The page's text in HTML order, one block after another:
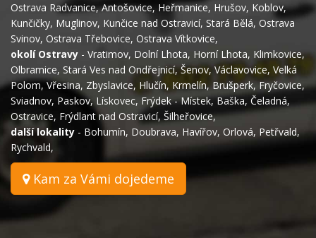
Ostrava Radvanice,Antošovice, Heřmanice, Hrušov, Koblov,
Kunčičky, Muglinov, Kunčice nad Ostravicí, Stará Bělá, Ostrava
Svinov, Ostrava Třebovice, Ostrava Vítkovice,
okolí Ostravy - Vratimov, Dolní Lhota, Horní Lhota, Klimkovice,
Olbramice, Stará Ves nad Ondřejnicí,Šenov,Václavovice, Velká
Polom,Vřesina, Zbyslavice, Hlučín, Krmelín,Brušperk,Fryčovice,
Sviadnov, Paskov, Lískovec, Frýdek - Místek,Baška, Čeladná,
Ostravice, Frýdlant nad Ostravicí, Šilheřovice,
další lokality - Bohumín, Doubrava, Havířov, Orlová, Petřvald,
Rychvald,
Kam za Vámi dojedeme